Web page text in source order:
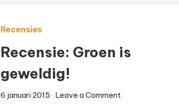
Recensies
Recensie: Groen is
geweldig!
6 januari 2015 Leave a Comment